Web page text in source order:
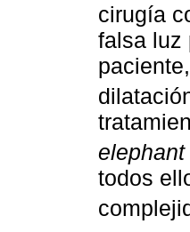
cirugía
falsa luz
todos